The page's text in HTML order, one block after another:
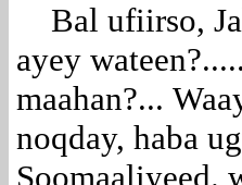
Bal ufiirso,
ayey
maahan?...
noqday, haba
Soomaaliyeed.